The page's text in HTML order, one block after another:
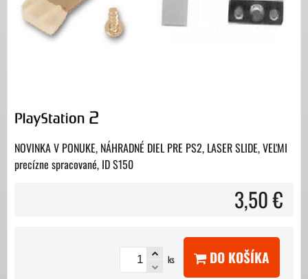
NOVINKA V PONUKE, NÁHRADNÉ DIEL PRE PS2, LASER SLIDE, VEĽMI
precízne spracované, ID S150
3,50 €
ks DO KOŠÍKA